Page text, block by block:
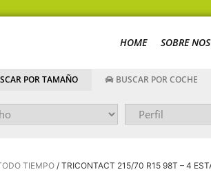
HOME SOBRE
POR TAMAÑO BUSCAR POR COCHE
TIEMPO / TRICONTACT 215/70 R15 98T – 4